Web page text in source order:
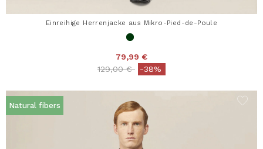
Einreihige Herrenjacke aus Mikro-Pied-de-Poule
79,99 €
Price reduced from
129,00 €to-38%
Natural fibers